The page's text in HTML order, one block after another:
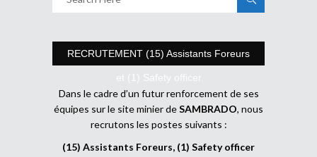
RECRUTEMENT (15) Assistants Foreurs
et (1) Safety officer
Dans le cadre d’un futur renforcement de ses
équipes sur le site minier deSAMBRADO, nous
recrutons les postes suivants :
(15) Assistants Foreurs, (1) Safety officer